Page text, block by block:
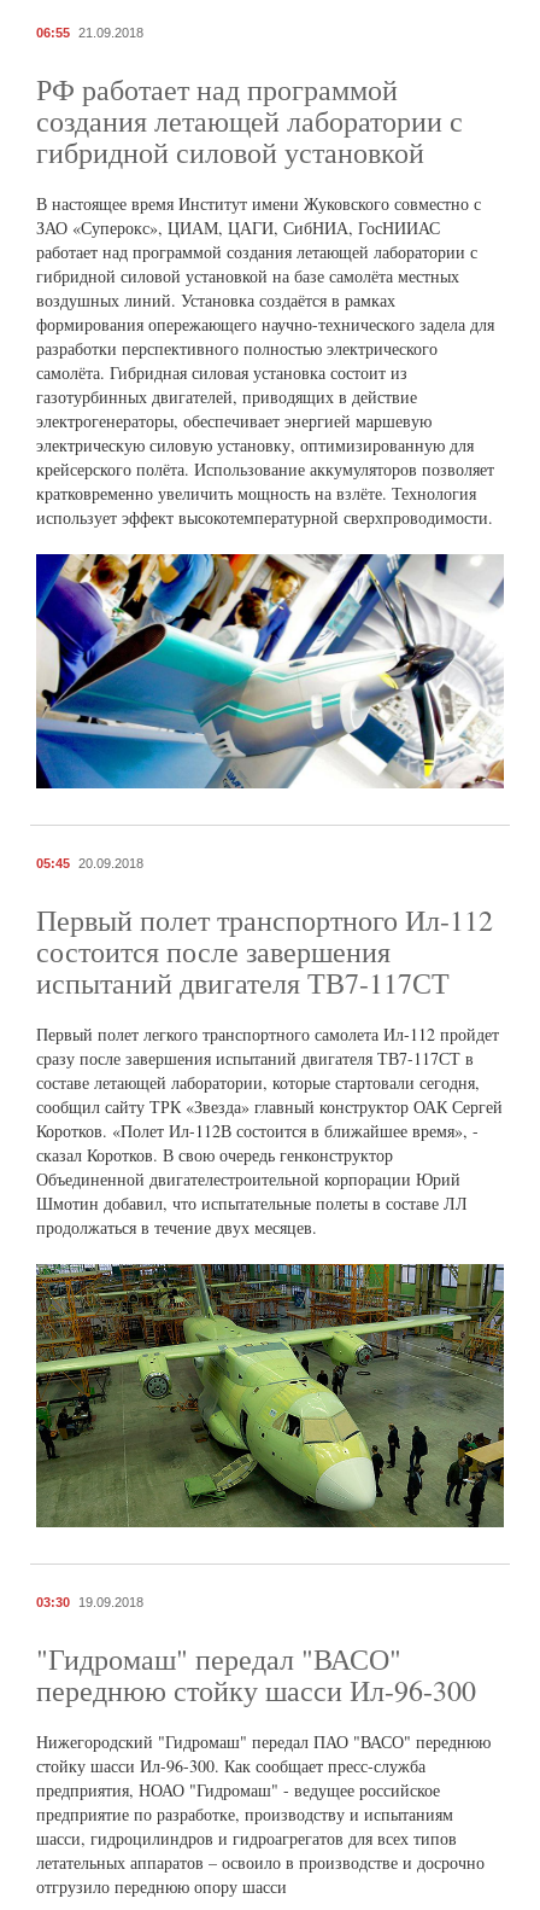
06:55 21.09.2018
РФ работает над программой
создания летающей лаборатории с
гибридной силовой установкой
В настоящее время Институт имени Жуковского совместно с
ЗАО «Суперокс», ЦИАМ, ЦАГИ, СибНИА, ГосНИИАС
работает над программой создания летающей лаборатории с
гибридной силовой установкой на базе самолёта местных
воздушных линий. Установка создаётся в рамках
формирования опережающего научно-технического задела для
разработки перспективного полностью электрического
самолёта. Гибридная силовая установка состоит из
газотурбинных двигателей, приводящих в действие
электрогенераторы, обеспечивает энергией маршевую
электрическую силовую установку, оптимизированную для
крейсерского полёта. Использование аккумуляторов позволяет
кратковременно увеличить мощность на взлёте. Технология
использует эффект высокотемпературной сверхпроводимости.
05:45 20.09.2018
Первый полет транспортного Ил-112
состоится после завершения
испытаний двигателя ТВ7-117СТ
Первый полет легкого транспортного самолета Ил-112 пройдет
сразу после завершения испытаний двигателя ТВ7-117СТ в
составе летающей лаборатории, которые стартовали сегодня,
сообщил сайту ТРК «Звезда» главный конструктор ОАК Сергей
Коротков. «Полет Ил-112В состоится в ближайшее время», -
сказал Коротков. В свою очередь генконструктор
Объединенной двигателестроительной корпорации Юрий
Шмотин добавил, что испытательные полеты в составе ЛЛ
продолжаться в течение двух месяцев.
03:30 19.09.2018
"Гидромаш" передал "ВАСО"
переднюю стойку шасси Ил-96-300
Нижегородский "Гидромаш" передал ПАО "ВАСО" переднюю
стойку шасси Ил-96-300. Как сообщает пресс-служба
предприятия, НОАО "Гидромаш" - ведущее российское
предприятие по разработке, производству и испытаниям
шасси, гидроцилиндров и гидроагрегатов для всех типов
летательных аппаратов – освоило в производстве и досрочно
отгрузило переднюю опору шасси